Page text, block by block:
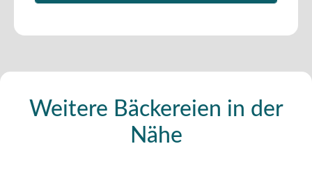
Weitere Bäckereien in der
Nähe